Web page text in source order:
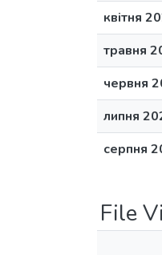
квітня
травня
червня
липня
серпня
File